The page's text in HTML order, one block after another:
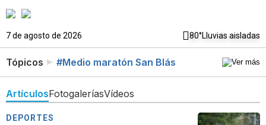
7 de agosto de 2026 80°Lluvias aisladas
Tópicos #Medio maratón San Blás
ArtículosFotogaleríasVídeos
DEPORTES